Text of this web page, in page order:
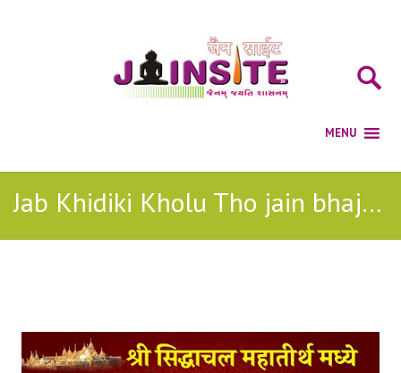
Jab Khidiki Kholu Tho jain bhajan